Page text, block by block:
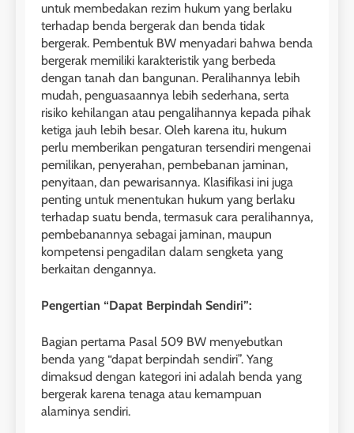
untuk membedakan rezim hukum yang berlaku
terhadap benda bergerak dan benda tidak
bergerak. Pembentuk BW menyadari bahwa benda
bergerak memiliki karakteristik yang berbeda
dengan tanah dan bangunan. Peralihannya lebih
mudah, penguasaannya lebih sederhana, serta
risiko kehilangan atau pengalihannya kepada pihak
ketiga jauh lebih besar. Oleh karena itu, hukum
perlu memberikan pengaturan tersendiri mengenai
pemilikan, penyerahan, pembebanan jaminan,
penyitaan, dan pewarisannya. Klasifikasi ini juga
penting untuk menentukan hukum yang berlaku
terhadap suatu benda, termasuk cara peralihannya,
pembebanannya sebagai jaminan, maupun
kompetensi pengadilan dalam sengketa yang
berkaitan dengannya.
Pengertian “Dapat Berpindah Sendiri”:
Bagian pertama Pasal 509 BW menyebutkan
benda yang “dapat berpindah sendiri”. Yang
dimaksud dengan kategori ini adalah benda yang
bergerak karena tenaga atau kemampuan
alaminya sendiri.